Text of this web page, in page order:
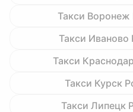
Такси
Такси
Такси
Такси Курск
Такси Липецк